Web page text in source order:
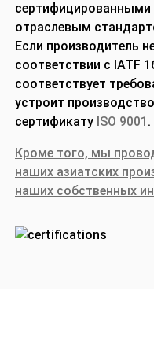
сертифицированными
отраслевым
Если производитель
соответствии с IATF
соответствует
устроит
сертификату ISO 9001 .
Кроме того, мы
наших азиатских
наших собственных